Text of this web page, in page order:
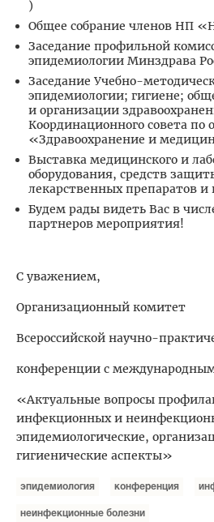
)
Общее собрание членов НП
Заседание профильной
эпидемиологии Минздрава
Заседание Учебно-
эпидемиологии; гигиене;
и организации
Координационного совета по
«Здравоохранение и
Выставка медицинского и
оборудования, средств
лекарственных препаратов и
Будем рады видеть Вас в
партнеров мероприятия!
С уважением,
Организационный комитет
Всероссийской научно-
конференции с
«Актуальные вопросы
инфекционных и
эпидемиологические,
гигиенические аспекты»
эпидемиология конференция
неинфекционные болезни